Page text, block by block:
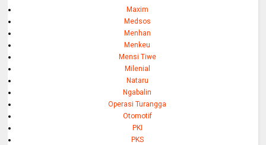
Maxim
Medsos
Menhan
Menkeu
Mensi Tiwe
Milenial
Nataru
Ngabalin
Operasi Turangga
Otomotif
PKI
PKS